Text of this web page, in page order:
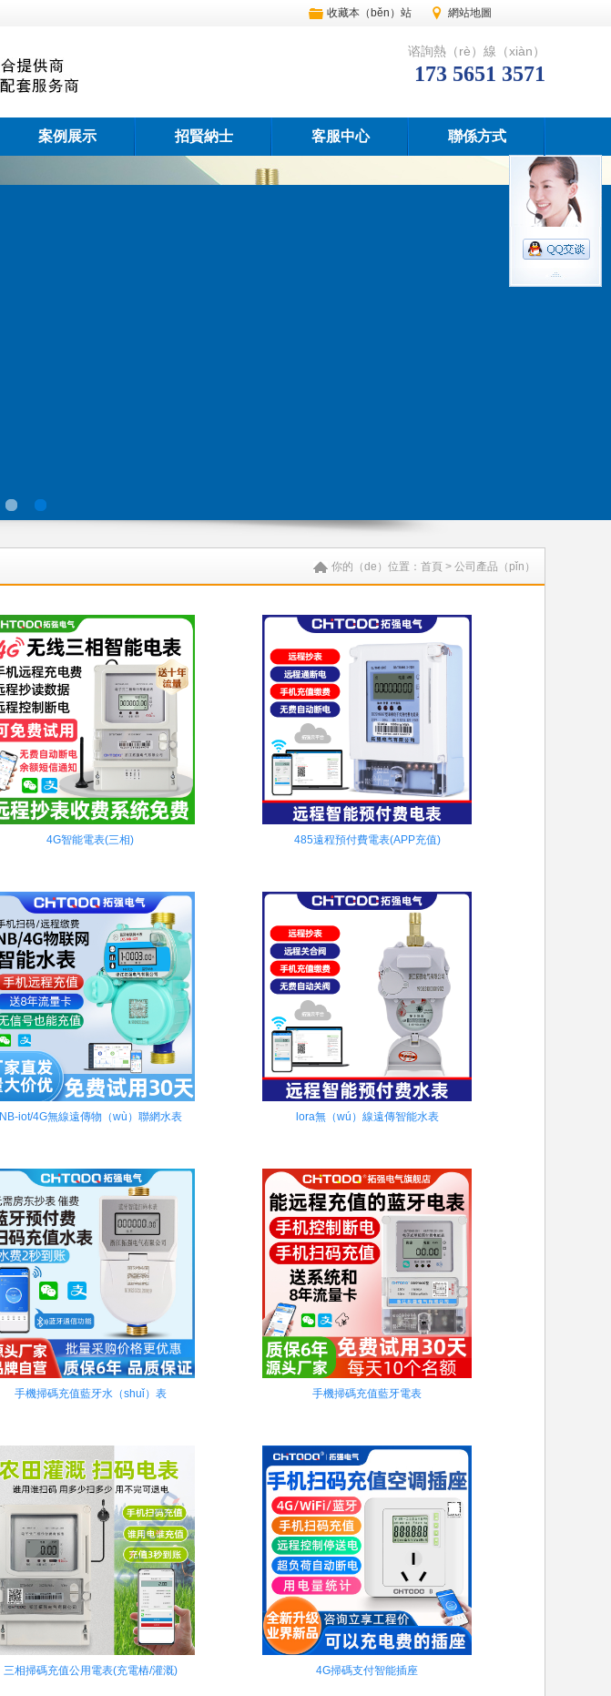
收藏本（běn）站 網站地圖
谘詢熱（rè）線（xiàn）
173 5651 3571
案例展示 招賢納士 客服中心 聯係方式
3 4
你的（de）位置： 首頁 > 公司產品（pǐn）
4G智能電表(三相) 485遠程預付費電表(APP充值)
NB-iot/4G無線遠傳物（wù）聯網水表 lora無（wú）線遠傳智能水表
手機掃碼充值藍牙水（shuǐ）表 手機掃碼充值藍牙電表
三相掃碼充值公用電表(充電樁/灌溉) 4G掃碼支付智能插座